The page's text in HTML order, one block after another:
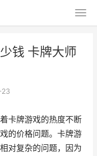
钱 卡牌大师
卡牌游戏的热度不断
的价格问题。卡牌游
对复杂的问题，因为